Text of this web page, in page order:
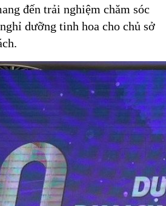
đến trải nghiệm chăm sóc
dưỡng tinh hoa cho chủ sở